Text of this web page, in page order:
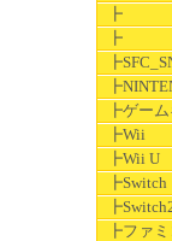
┣
┣
┣ゲー
┣Wii
┣Wii U
┣Switch
┣ファ